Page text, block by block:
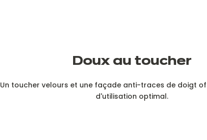
Doux au toucher
Un toucher velours et une façade anti-traces de doigt
d'utilisation optimal.